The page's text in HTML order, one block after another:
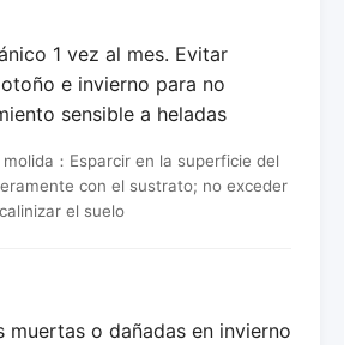
1 vez al mes. Evitar
e invierno para no
sensible a heladas
：Esparcir en la superficie del
con el sustrato; no exceder
el suelo
muertas o dañadas en invierno